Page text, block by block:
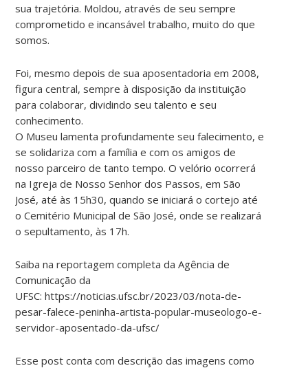
sua trajetória. Moldou, através de seu sempre
comprometido e incansável trabalho, muito do que
somos.
Foi, mesmo depois de sua aposentadoria em 2008,
figura central, sempre à disposição da instituição
para colaborar, dividindo seu talento e seu
conhecimento.
O Museu lamenta profundamente seu falecimento, e
se solidariza com a família e com os amigos de
nosso parceiro de tanto tempo. O velório ocorrerá
na Igreja de Nosso Senhor dos Passos, em São
José, até às 15h30, quando se iniciará o cortejo até
o Cemitério Municipal de São José, onde se realizará
o sepultamento, às 17h.
Saiba na reportagem completa da Agência de
Comunicação da
UFSC: https://noticias.ufsc.br/2023/03/nota-de-
pesar-falece-peninha-artista-popular-museologo-e-
servidor-aposentado-da-ufsc/
Esse post conta com descrição das imagens como